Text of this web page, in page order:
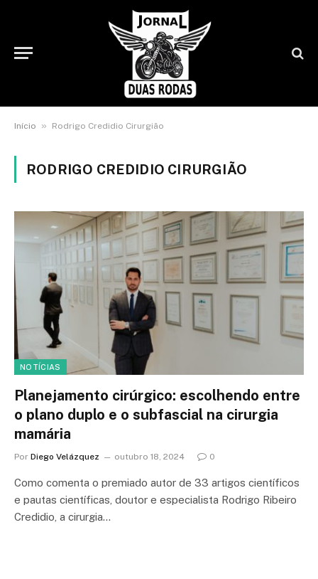
Início » Rodrigo Credidio Cirurgião
RODRIGO CREDIDIO CIRURGIÃO
NOTÍCIAS
Planejamento cirúrgico: escolhendo entre
o plano duplo e o subfascial na cirurgia
mamária
Por Diego Velázquez outubro 18, 2024 0
Como comenta o premiado autor de 33 artigos científicos
e pautas científicas, doutor e especialista Rodrigo Ribeiro
Credidio, a cirurgia…